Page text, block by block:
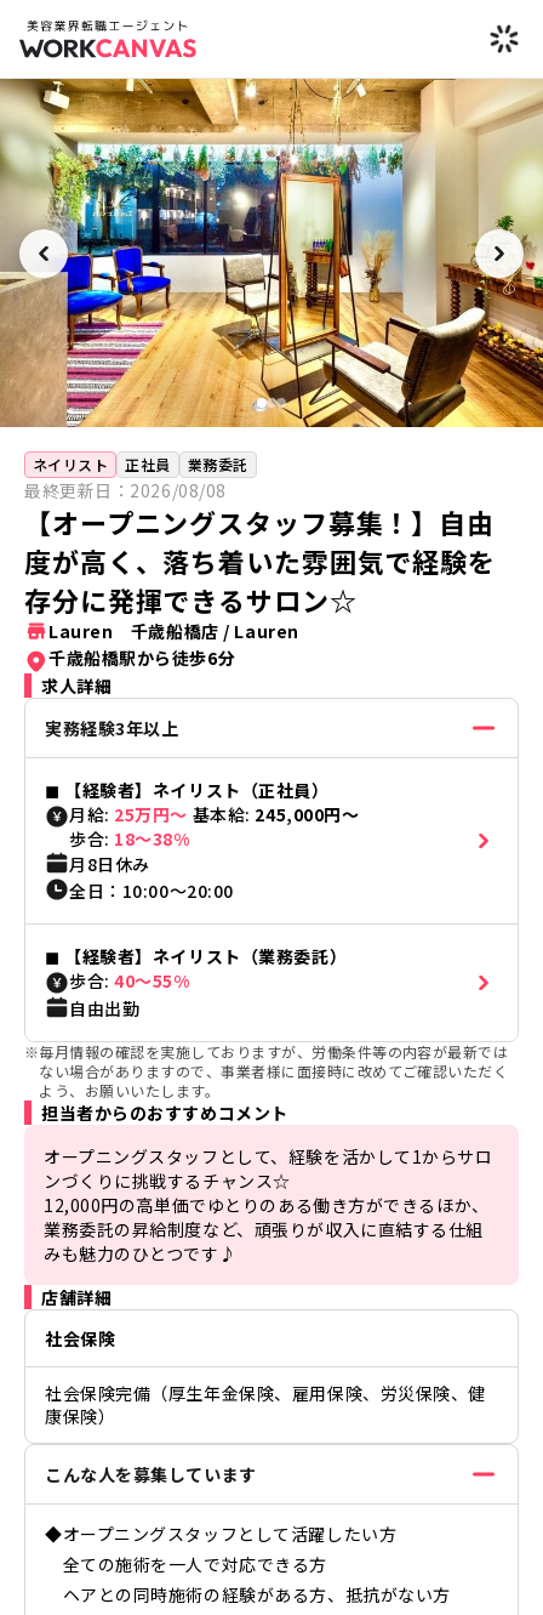
ネイリスト 正社員 業務委託
最終更新日： 2026/08/08
【オープニングスタッフ募集！】自由
度が高く、落ち着いた雰囲気で経験を
存分に発揮できるサロン☆
Lauren 千歳船橋店 / Lauren
千歳船橋駅から徒歩6分
求人詳細
実務経験3年以上
◼︎
【経験者】ネイリスト（正社員）
月給: 25万円〜 基本給: 245,000円〜
歩合: 18〜38%
月8日休み
全日 ： 10:00〜20:00
◼︎
【経験者】ネイリスト（業務委託）
歩合: 40〜55%
自由出勤
※毎月情報の確認を実施しておりますが、労働条件等の内容が最新では
ない場合がありますので、事業者様に面接時に改めてご確認いただく
よう、お願いいたします。
担当者からのおすすめコメント
オープニングスタッフとして、経験を活かして1からサロ
ンづくりに挑戦するチャンス☆
12,000円の高単価でゆとりのある働き方ができるほか、
業務委託の昇給制度など、頑張りが収入に直結する仕組
みも魅力のひとつです♪
店舗詳細
社会保険
社会保険完備（厚生年金保険、雇用保険、労災保険、健
康保険）
こんな人を募集しています
◆オープニングスタッフとして活躍したい方
全ての施術を一人で対応できる方
ヘアとの同時施術の経験がある方、抵抗がない方